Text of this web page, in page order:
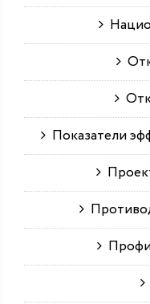
Показатели